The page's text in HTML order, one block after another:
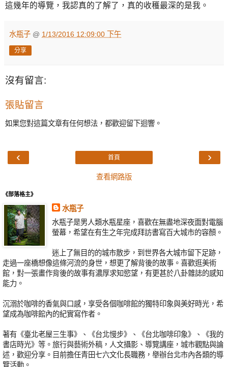
這幾年的導覽，我認真的了解了，真的收穫最深的是我。
水瓶子 @ 1/13/2016 12:09:00 下午
分享
沒有留言:
張貼留言
如果您對這篇文章有任何想法，都歡迎留下迴響。
‹ ›
首頁
查看網路版
《部落格主》
水瓶子
水瓶子是男人類水瓶星座，喜歡在無盡地深夜面對電腦
螢幕，希望在有生之年完成拜訪書寫百大城市的容顏。
迷上了無目的的城市散步，到世界各大城市留下足跡，
走過一座橋想像這條河流的身世，想更了解背後的故事。喜歡逛美術
館，對一張畫作背後的故事有濃厚求知慾望，有更甚於八卦雜誌的感知
能力。
沉溺於咖啡的香氣與口感，享受各個咖啡館的獨特印象與美好時光，希
望成為咖啡館內的紀實寫作者。
著有《臺北老屋三生事》、《台北慢步》、《台北咖啡印象》、《我的
書店時光》等。旅行與藝術外稿，人文攝影、導覽講座，城市觀點與論
述，歡迎分享。目前擔任青田七六文化長職務，舉辦台北市內各類的導
覽活動。